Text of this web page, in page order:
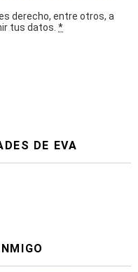
derecho, entre otros, a
tus datos. *
DE EVA